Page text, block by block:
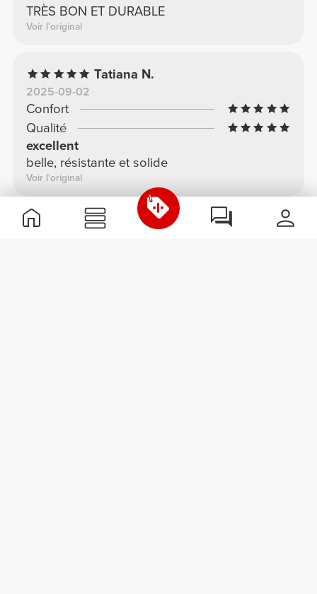
TRÈS BON ET DURABLE
Voir l'original
Tatiana N.
2025-09-02
Confort
Qualité
excellent
belle, résistante et solide
Voir l'original